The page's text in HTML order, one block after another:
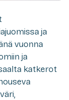
ja
vuonna
ja
katkerot